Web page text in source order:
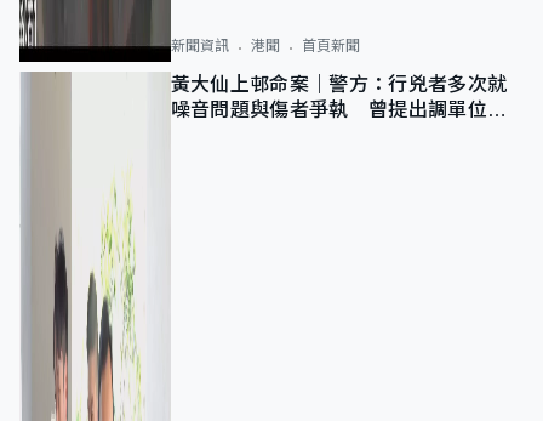
新聞資訊 港聞 首頁新聞
黃大仙上邨命案｜警方：行兇者多次就
噪音問題與傷者爭執 曾提出調單位已